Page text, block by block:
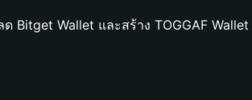
Bitget Wallet และสร้าง TOGGAF Wallet